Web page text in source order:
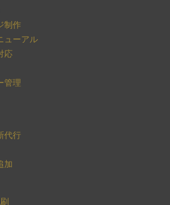
制作
ューアル
応
管理
代行
加